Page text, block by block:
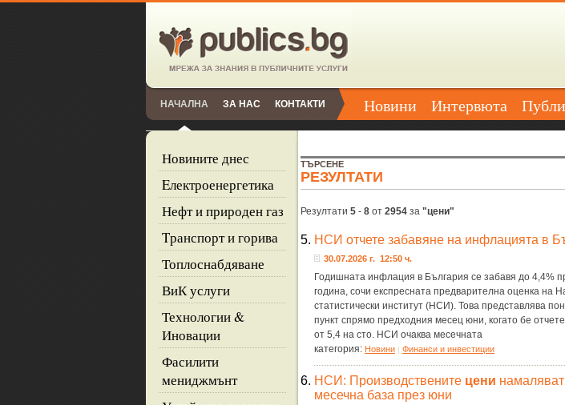
НАЧАЛНА ЗА НАС КОНТАКТИ Новини Интервюта
Новините днес
Eлектроенергетика
Нефт и природен газ
Tранспорт и горива
Топлоснабдяване
ВиК услуги
Технологии &
Иновации
Фасилити
мениджмънт
ТЪРСЕНЕ
РЕЗУЛТАТИ
Резултати 5 - 8 от 2954 за "цени"
5. НСИ отчете забавяне на инфлацията в
30.07.2026 г. 12:50 ч.
Годишната инфлация в България се забавя до 4,4%
година, сочи експресната предварителна оценка на
статистически институт (НСИ). Това представлява
пункт спрямо предходния месец юни, когато бе
от 5,4 на сто. НСИ очаква месечната
категория: Новини | Финанси и инвестиции
6. НСИ: Производствените цени
месечна база през юни